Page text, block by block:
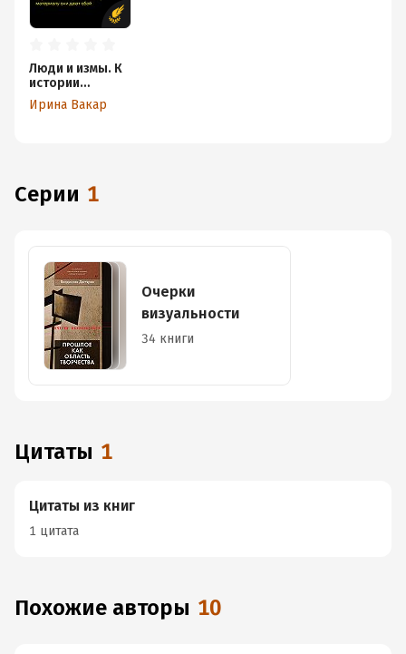
Люди и измы. К
истории
авангарда
Ирина Вакар
Серии 1
Очерки
визуальности
34 книги
Цитаты 1
Цитаты из книг
1 цитата
Похожие авторы 10